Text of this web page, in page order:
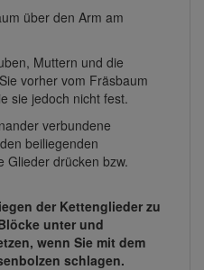
über den Arm am
Muttern und die
vorher vom Fräsbaum
sie jedoch nicht fest.
verbundene
beiliegenden
Glieder drücken bzw.
der Kettenglieder zu
unter und
wenn Sie mit dem
schlagen.